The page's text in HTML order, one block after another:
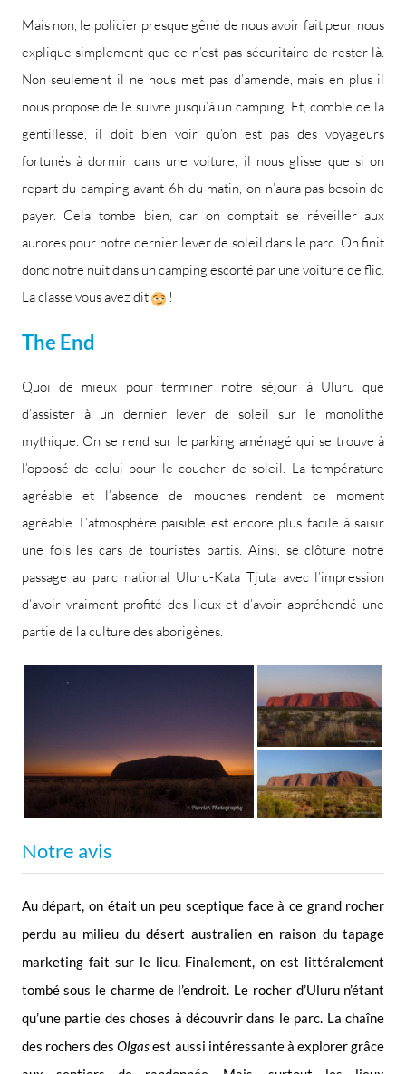
Mais non, le policier presque gêné de nous avoir fait peur, nous
explique simplement que ce n’est pas sécuritaire de rester là.
Non seulement il ne nous met pas d’amende, mais en plus il
nous propose de le suivre jusqu’à un camping. Et, comble de la
gentillesse, il doit bien voir qu’on est pas des voyageurs
fortunés à dormir dans une voiture, il nous glisse que si on
repart du camping avant 6h du matin, on n’aura pas besoin de
payer. Cela tombe bien, car on comptait se réveiller aux
aurores pour notre dernier lever de soleil dans le parc. On finit
donc notre nuit dans un camping escorté par une voiture de flic.
La classe vous avez dit
!
The End
Quoi de mieux pour terminer notre séjour à Uluru que
d’assister à un dernier lever de soleil sur le monolithe
mythique. On se rend sur le parking aménagé qui se trouve à
l’opposé de celui pour le coucher de soleil. La température
agréable et l’absence de mouches rendent ce moment
agréable. L’atmosphère paisible est encore plus facile à saisir
une fois les cars de touristes partis. Ainsi, se clôture notre
passage au parc national Uluru-Kata Tjuta avec l’impression
d’avoir vraiment profité des lieux et d’avoir appréhendé une
partie de la culture des aborigènes.
Notre avis
Au départ, on était un peu sceptique face à ce grand rocher
perdu au milieu du désert australien en raison du tapage
marketing fait sur le lieu. Finalement, on est littéralement
tombé sous le charme de l’endroit. Le rocher d’Uluru n’étant
qu’une partie des choses à découvrir dans le parc. La chaîne
des rochers desOlgasest aussi intéressante à explorer grâce